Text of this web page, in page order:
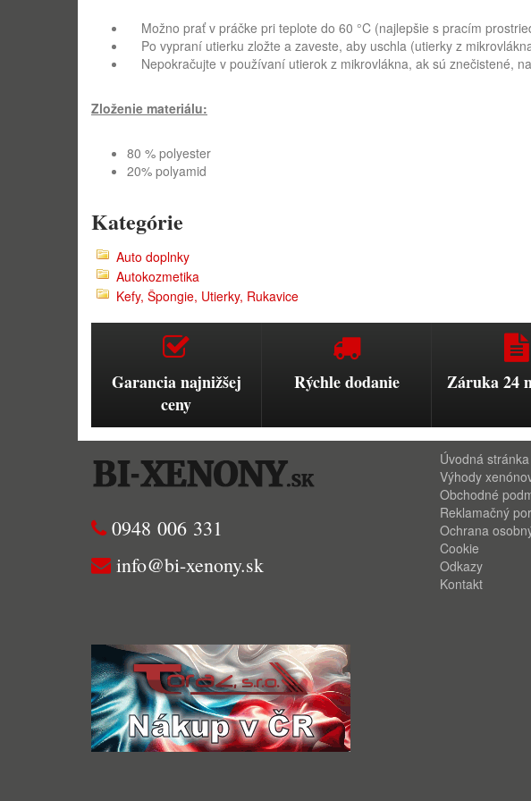
Možno prať v práčke pri teplote do 60 °C (najlepšie s pracím
Po vypraní utierku zložte a zaveste, aby uschla (utierky z
Nepokračujte v používaní utierok z mikrovlákna, ak sú znečistené,
Zloženie materiálu:
80 % polyester
20% polyamid
Kategórie
Auto doplnky
Autokozmetika
Kefy, Špongie, Utierky, Rukavice
Garancia najnižšej
ceny
Rýchle dodanie Záruka 24
0948 006 331
info@bi-xenony.sk
Úvodná stránka
Výhody
Obchodné
Reklamačný
Ochrana
Cookie
Odkazy
Kontakt